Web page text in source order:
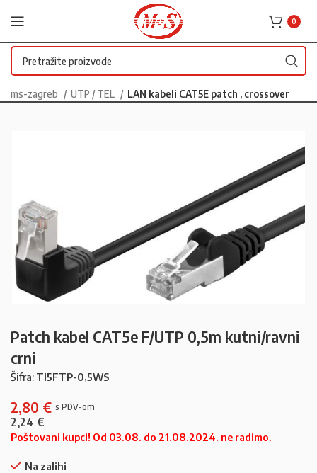
0
ms-zagreb UTP / TEL LAN kabeli CAT5E patch , crossover
Patch kabel CAT5e F/UTP 0,5m kutni/ravni
crni
Šifra: TI5FTP-0,5WS
2,80 €
2,24 €
Poštovani kupci! Od 03.08. do 21.08.2024. ne radimo.
Na zalihi